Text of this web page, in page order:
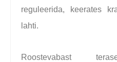
reguleerida, keerates
lahti.
Roostevabast